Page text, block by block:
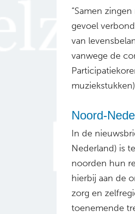
“Samen
gevoel
van
vanwege de
Noord-
In de
Nederland) is
noorden hun
hierbij aan de
zorg en
toenemende